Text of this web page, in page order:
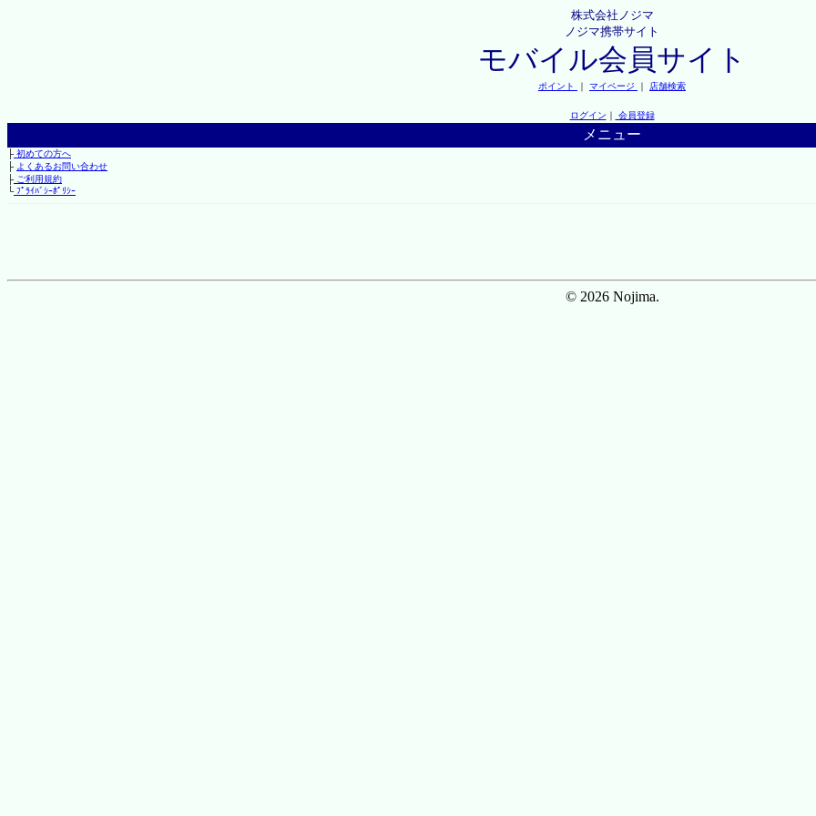
株式会社ノジマ
ノジマ携帯サイト
モバイル会員サイト
ポイント ｜ マイページ ｜ 店舗検索
ログイン ｜ 会員登録
メニュー
├初めての方へ
├ よくあるお問い合わせ
├ご利用規約
└ﾌﾟﾗｲﾊﾞｼｰﾎﾟﾘｼｰ
© 2026 Nojima.